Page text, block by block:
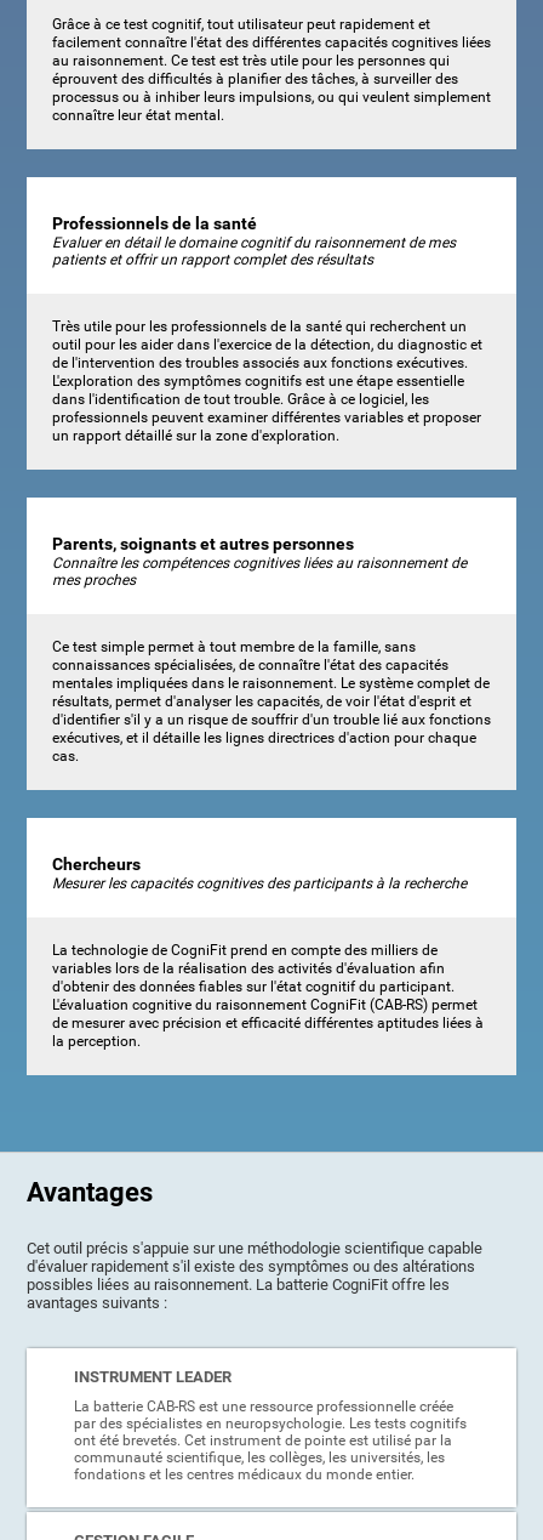
Grâce à ce test cognitif, tout utilisateur peut rapidement et
facilement connaître l'état des différentes capacités cognitives liées
au raisonnement. Ce test est très utile pour les personnes qui
éprouvent des difficultés à planifier des tâches, à surveiller des
processus ou à inhiber leurs impulsions, ou qui veulent simplement
connaître leur état mental.
Professionnels de la santé
Evaluer en détail le domaine cognitif du raisonnement de mes
patients et offrir un rapport complet des résultats
Très utile pour les professionnels de la santé qui recherchent un
outil pour les aider dans l'exercice de la détection, du diagnostic et
de l'intervention des troubles associés aux fonctions exécutives.
L'exploration des symptômes cognitifs est une étape essentielle
dans l'identification de tout trouble. Grâce à ce logiciel, les
professionnels peuvent examiner différentes variables et proposer
un rapport détaillé sur la zone d'exploration.
Parents, soignants et autres personnes
Connaître les compétences cognitives liées au raisonnement de
mes proches
Ce test simple permet à tout membre de la famille, sans
connaissances spécialisées, de connaître l'état des capacités
mentales impliquées dans le raisonnement. Le système complet de
résultats, permet d'analyser les capacités, de voir l'état d'esprit et
d'identifier s'il y a un risque de souffrir d'un trouble lié aux fonctions
exécutives, et il détaille les lignes directrices d'action pour chaque
cas.
Chercheurs
Mesurer les capacités cognitives des participants à la recherche
La technologie de CogniFit prend en compte des milliers de
variables lors de la réalisation des activités d'évaluation afin
d'obtenir des données fiables sur l'état cognitif du participant.
L'évaluation cognitive du raisonnement CogniFit (CAB-RS) permet
de mesurer avec précision et efficacité différentes aptitudes liées à
la perception.
Avantages
Cet outil précis s'appuie sur une méthodologie scientifique capable
d'évaluer rapidement s'il existe des symptômes ou des altérations
possibles liées au raisonnement. La batterie CogniFit offre les
avantages suivants :
INSTRUMENT LEADER
La batterie CAB-RS est une ressource professionnelle créée
par des spécialistes en neuropsychologie. Les tests cognitifs
ont été brevetés. Cet instrument de pointe est utilisé par la
communauté scientifique, les collèges, les universités, les
fondations et les centres médicaux du monde entier.